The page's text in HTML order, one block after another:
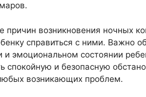
причин возникновения ночных
справиться с ними. Важно
и эмоциональном состоянии
спокойную и безопасную
возникающих проблем.